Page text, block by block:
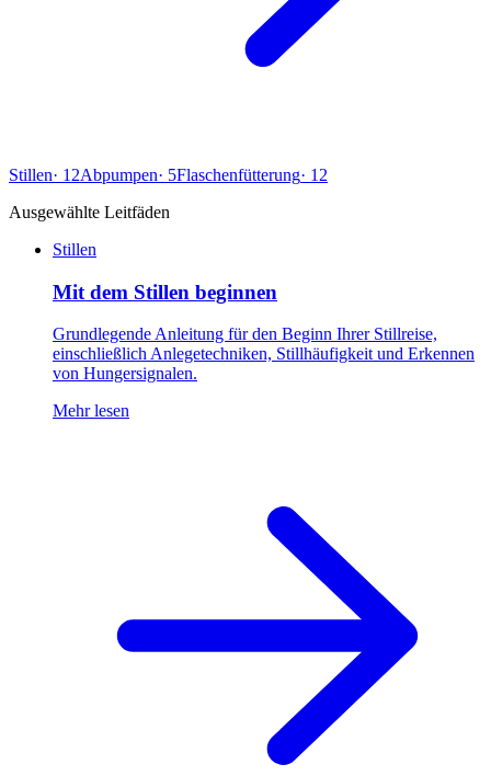
Stillen· 12Abpumpen· 5Flaschenfütterung· 12
Ausgewählte Leitfäden
Stillen
Mit dem Stillen beginnen
Grundlegende Anleitung für den Beginn Ihrer Stillreise,
einschließlich Anlegetechniken, Stillhäufigkeit und Erkennen
von Hungersignalen.
Mehr lesen